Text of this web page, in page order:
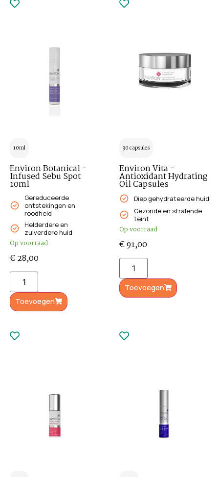
10ml
Environ Botanical -
Infused Sebu Spot
10ml
Gereduceerde
ontstekingen en
roodheid
Helderdere en
zuiverdere huid
Op voorraad
€28,00
Toevoegen
30 capsules
Environ Vita -
Antioxidant Hydrating
Oil Capsules
Diep gehydrateerde huid
Gezonde en stralende
teint
Op voorraad
€91,00
Toevoegen